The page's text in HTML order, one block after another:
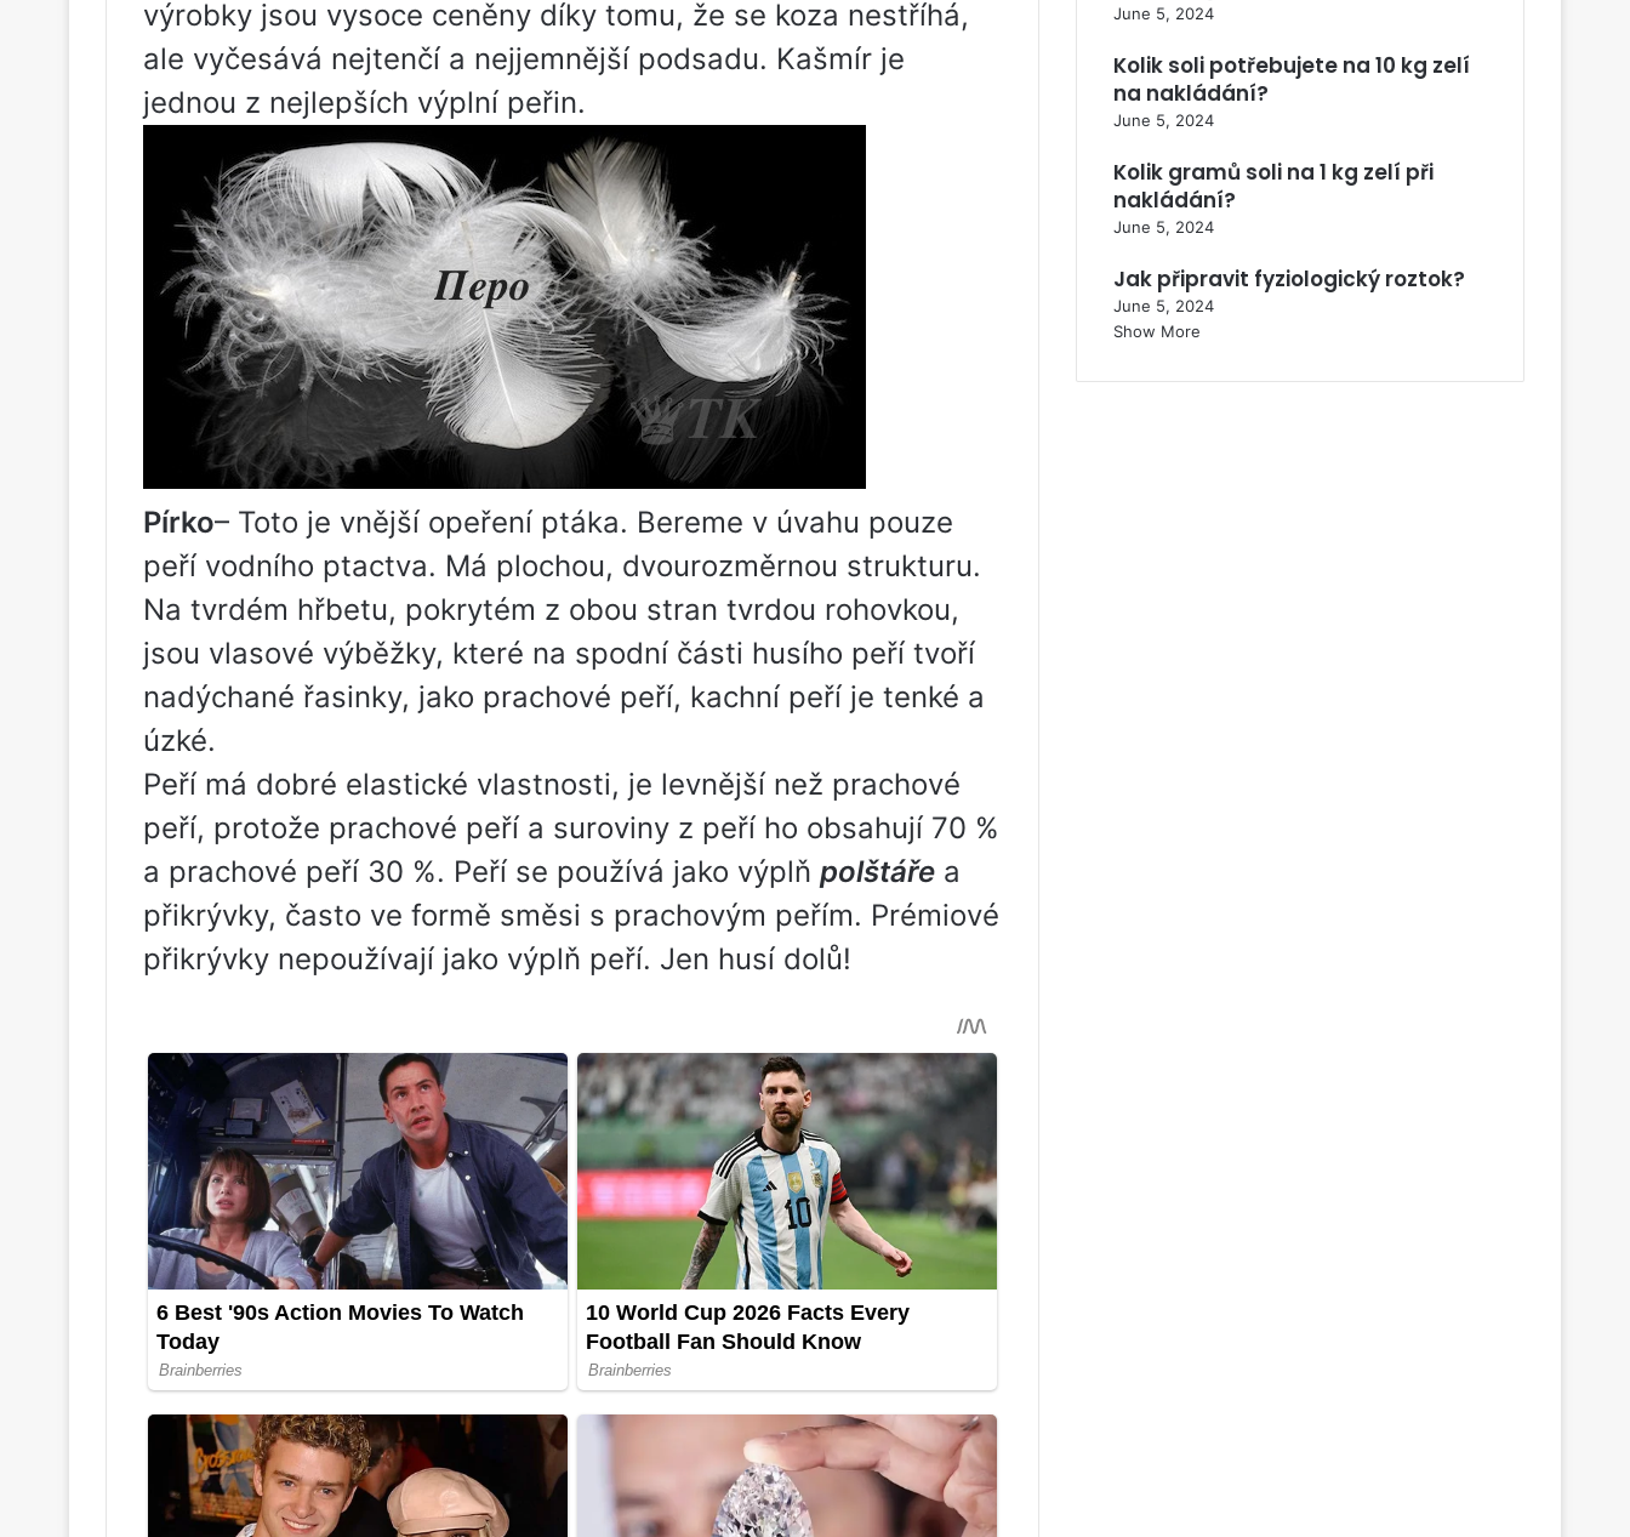
výrobky jsou vysoce ceněny díky tomu, že se koza nestříhá,
ale vyčesává nejtenčí a nejjemnější podsadu. Kašmír je
jednou z nejlepších výplní peřin.
Pírko– Toto je vnější opeření ptáka. Bereme v úvahu pouze
peří vodního ptactva. Má plochou, dvourozměrnou strukturu.
Na tvrdém hřbetu, pokrytém z obou stran tvrdou rohovkou,
jsou vlasové výběžky, které na spodní části husího peří tvoří
nadýchané řasinky, jako prachové peří, kachní peří je tenké a
úzké.
Peří má dobré elastické vlastnosti, je levnější než prachové
peří, protože prachové peří a suroviny z peří ho obsahují 70 %
a prachové peří 30 %. Peří se používá jako výplň polštáře a
přikrývky, často ve formě směsi s prachovým peřím. Prémiové
přikrývky nepoužívají jako výplň peří. Jen husí dolů!
June 5, 2024
Kolik soli potřebujete na 10 kg zelí
na nakládání?
June 5, 2024
Kolik gramů soli na 1 kg zelí při
nakládání?
June 5, 2024
Jak připravit fyziologický roztok?
June 5, 2024
Show More